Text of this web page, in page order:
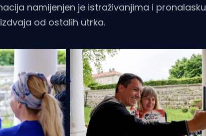
namijenjen je istraživanjima i
od ostalih utrka.